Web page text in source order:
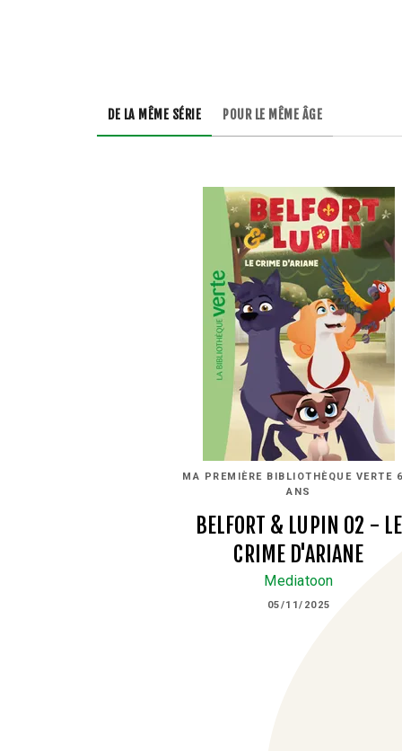
DE LA MÊME SÉRIE POUR LE MÊME ÂGE
MA PREMIÈRE BIBLIOTHÈQUE VERTE
ANS
BELFORT & LUPIN 02 - LE
CRIME D'ARIANE
Mediatoon
05/11/2025